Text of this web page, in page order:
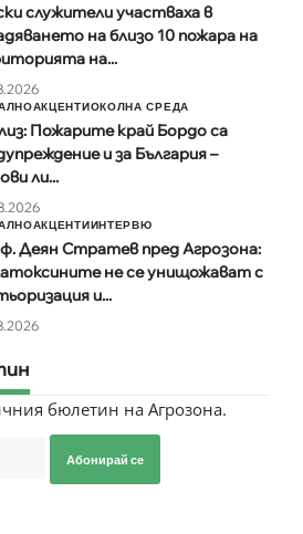
служители участваха в
на близо 10 пожара на
на...
АКЦЕНТИОКОЛНА СРЕДА
Пожарите край Бордо са
и за България –
ли...
АКЦЕНТИИНТЕРВЮ
Деян Стратев пред Агрозона:
не се унищожават с
и...
бюлетин на Агрозона.
Абонирай се